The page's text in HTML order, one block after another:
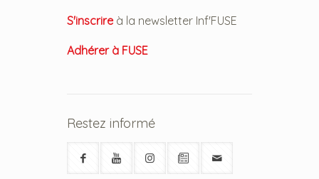
S'inscrireà la newsletter Inf'FUSE
Adhérer à FUSE
Restez informé